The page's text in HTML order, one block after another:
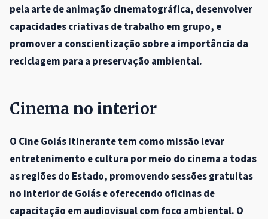
pela arte de animação cinematográfica, desenvolver
capacidades criativas de trabalho em grupo, e
promover a conscientização sobre a importância da
reciclagem para a preservação ambiental.
Cinema no interior
O Cine Goiás Itinerante tem como missão levar
entretenimento e cultura por meio do cinema a todas
as regiões do Estado, promovendo sessões gratuitas
no interior de Goiás e oferecendo oficinas de
capacitação em audiovisual com foco ambiental. O